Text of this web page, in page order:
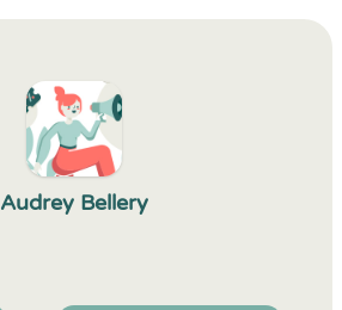
Audrey Bellery